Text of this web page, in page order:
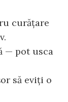
curățare
— pot usca
să eviți o